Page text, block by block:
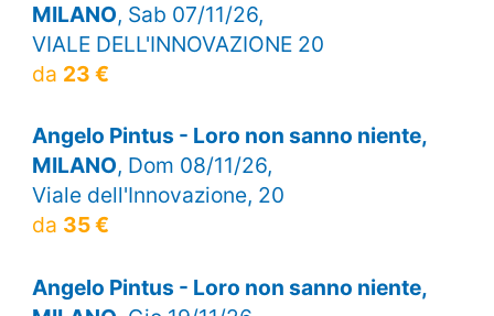
MILANO, Sab 07/11/26,
VIALE DELL'INNOVAZIONE 20
da 23 €
Angelo Pintus - Loro non sanno niente,
MILANO, Dom 08/11/26,
Viale dell'Innovazione, 20
da 35 €
Angelo Pintus - Loro non sanno niente,